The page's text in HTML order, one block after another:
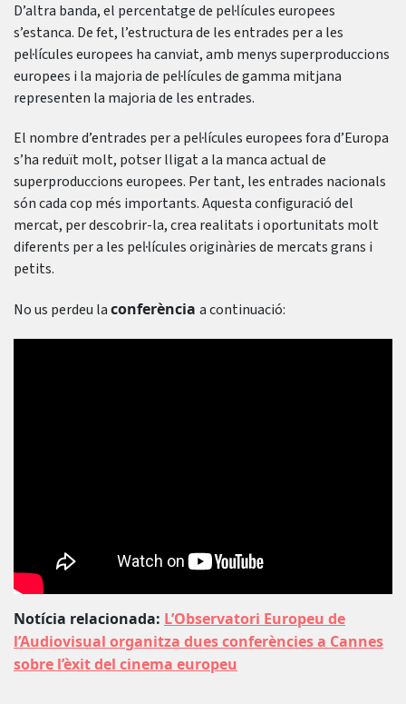
D’altra banda, el percentatge de pel·lícules europees
s’estanca. De fet, l’estructura de les entrades per a les
pel·lícules europees ha canviat, amb menys superproduccions
europees i la majoria de pel·lícules de gamma mitjana
representen la majoria de les entrades.
El nombre d’entrades per a pel·lícules europees fora d’Europa
s’ha reduït molt, potser lligat a la manca actual de
superproduccions europees. Per tant, les entrades nacionals
són cada cop més importants. Aquesta configuració del
mercat, per descobrir-la, crea realitats i oportunitats molt
diferents per a les pel·lícules originàries de mercats grans i
petits.
No us perdeu laconferència a continuació:
Notícia relacionada: L’Observatori Europeu de
l’Audiovisual organitza dues conferències a Cannes
sobre l’èxit del cinema europeu